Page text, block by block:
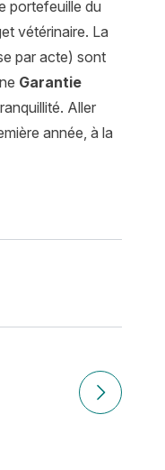
portefeuille du
vétérinaire. La
par acte) sont
Garantie
Aller
année, à la
Article